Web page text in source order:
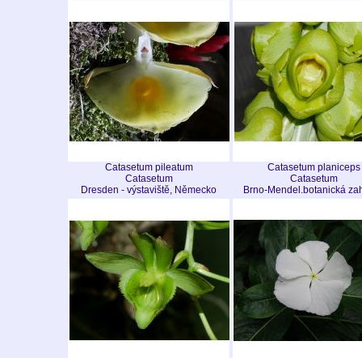
Catasetum pileatum
Catasetum
Dresden - výstaviště, Německo
Catasetum planiceps
Catasetum
Brno-Mendel.botanická